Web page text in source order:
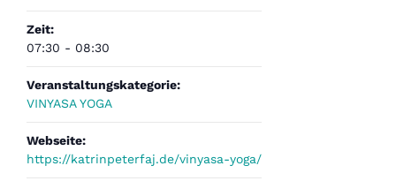
Zeit:
07:30 - 08:30
Veranstaltungskategorie:
VINYASA YOGA
Webseite:
https://katrinpeterfaj.de/vinyasa-yoga/